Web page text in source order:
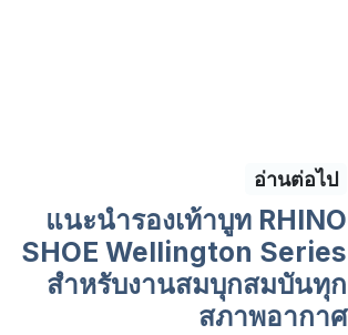
อ่านต่อไป
แนะนำรองเท้าบูท RHINO
SHOE Wellington Series
สำหรับงานสมบุกสมบันทุก
สภาพอากาศ